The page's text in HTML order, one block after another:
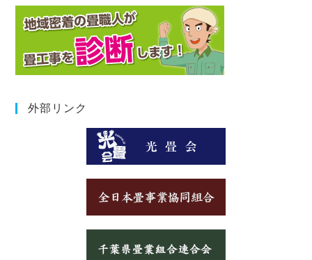
外部リンク